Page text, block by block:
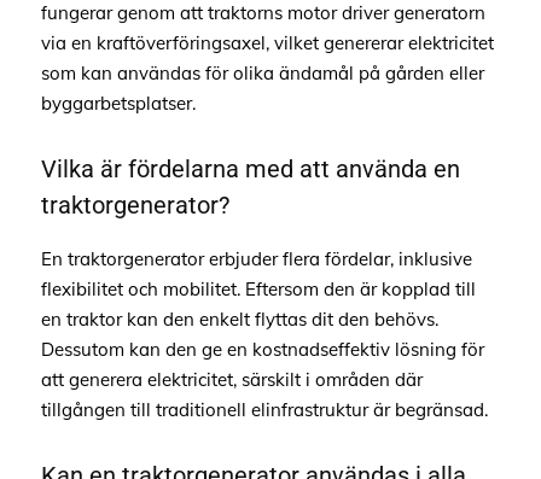
fungerar genom att traktorns motor driver generatorn
via en kraftöverföringsaxel, vilket genererar elektricitet
som kan användas för olika ändamål på gården eller
byggarbetsplatser.
Vilka är fördelarna med att använda en
traktorgenerator?
En traktorgenerator erbjuder flera fördelar, inklusive
flexibilitet och mobilitet. Eftersom den är kopplad till
en traktor kan den enkelt flyttas dit den behövs.
Dessutom kan den ge en kostnadseffektiv lösning för
att generera elektricitet, särskilt i områden där
tillgången till traditionell elinfrastruktur är begränsad.